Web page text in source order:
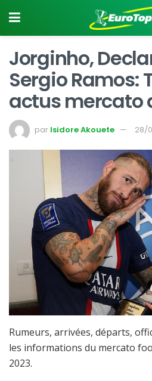
Jorginho,
Sergio Ramos:
actus mercato
par Isidore Akouete 28/
Rumeurs, arrivées, départs,
les informations du mercato
2023.